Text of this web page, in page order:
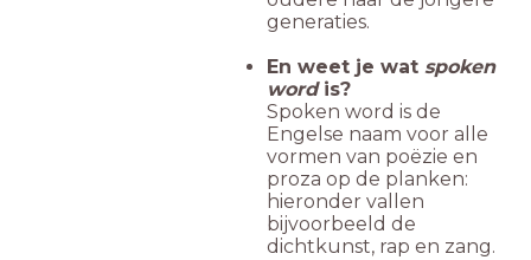
generaties.
En weet je wat spoken
wordis?
Spoken word is de
Engelse naam voor alle
vormen van poëzie en
proza op de planken:
hieronder vallen
bijvoorbeeld de
dichtkunst, rap en zang.